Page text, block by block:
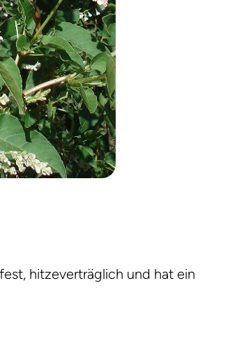
hitzeverträglich und hat ein